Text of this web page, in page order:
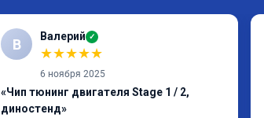
В Валерий ✓
★★★★★
6 ноября 2025
«Чип тюнинг двигателя Stage 1 / 2,
диностенд»